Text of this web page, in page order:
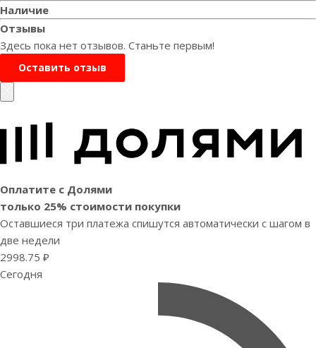
Наличие
Отзывы
Здесь пока нет отзывов. Станьте первым!
Оставить отзыв
Оплатите с Долями
только 25% стоимости покупки
Оставшиеся три платежа спишутся автоматически с шагом в
две недели
2998.75 ₽
Сегодня